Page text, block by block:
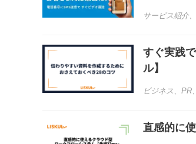
サービス紹介、
すぐ実践
ル】
ビジネス 、 PR、
直感的に